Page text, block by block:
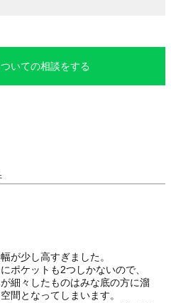
いての相談をする
が少し高すぎました。
ポケットも2つしかないので、
細々したものはみな底の方に溜
間となってしまいます。